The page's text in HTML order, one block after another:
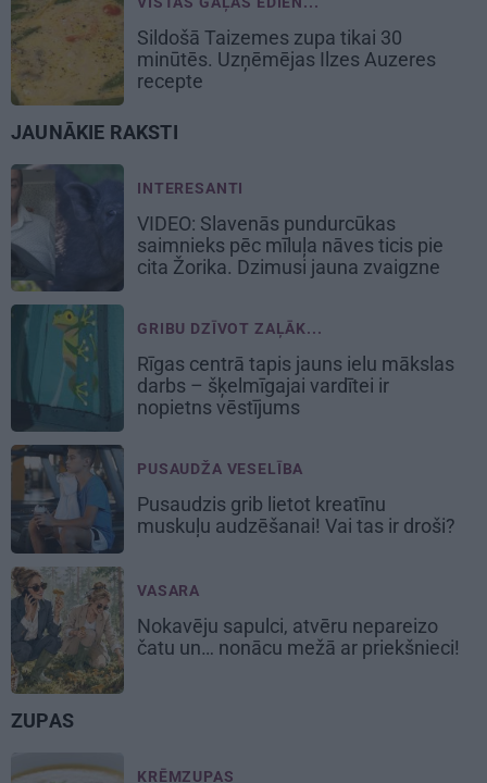
Sildošā Taizemes zupa tikai 30
minūtēs. Uzņēmējas Ilzes Auzeres
recepte
JAUNĀKIE RAKSTI
INTERESANTI
VIDEO: Slavenās pundurcūkas
saimnieks pēc mīluļa nāves ticis pie
cita Žorika. Dzimusi jauna zvaigzne
GRIBU DZĪVOT ZAĻĀK...
Rīgas centrā tapis jauns ielu mākslas
darbs – šķelmīgajai vardītei ir
nopietns vēstījums
PUSAUDŽA VESELĪBA
Pusaudzis grib lietot kreatīnu
muskuļu audzēšanai! Vai tas ir droši?
VASARA
Nokavēju sapulci, atvēru nepareizo
čatu un… nonācu mežā ar priekšnieci!
ZUPAS
KRĒMZUPAS